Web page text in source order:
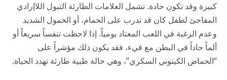
كبيرة وقد تكون حادة. تشمل العلامات الطارئة التبول اللاإرادي
المفاجئ لطفل كان قد تدرب على الحمام، أو الخمول الشديد
وعدم الرغبة في اللعب المعتاد يومياً. إذا لاحظت تنفساً سريعاً أو
ألماً حاداً في البطن مع قيء، فقد يكون ذلك مؤشراً على
“الحماض الكيتوني السكري”، وهي حالة طبية طارئة تهدد الحياة.